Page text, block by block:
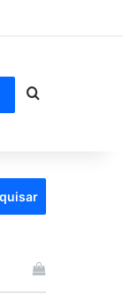
Procurar por